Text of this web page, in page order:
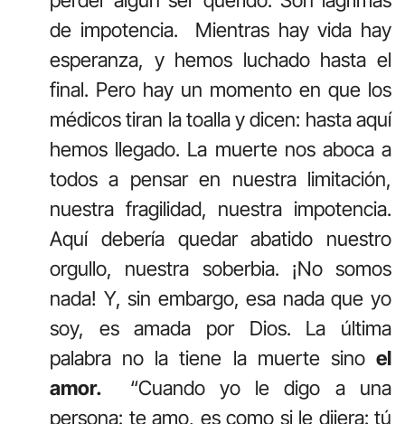
de impotencia. Mientras hay vida hay
esperanza, y hemos luchado hasta el
final. Pero hay un momento en que los
médicos tiran la toalla y dicen: hasta aquí
hemos llegado. La muerte nos aboca a
todos a pensar en nuestra limitación,
nuestra fragilidad, nuestra impotencia.
Aquí debería quedar abatido nuestro
orgullo, nuestra soberbia. ¡No somos
nada! Y, sin embargo, esa nada que yo
soy, es amada por Dios. La última
palabra no la tiene la muerte sino el
amor. “Cuando yo le digo a una
persona: te amo, es como si le dijera: tú